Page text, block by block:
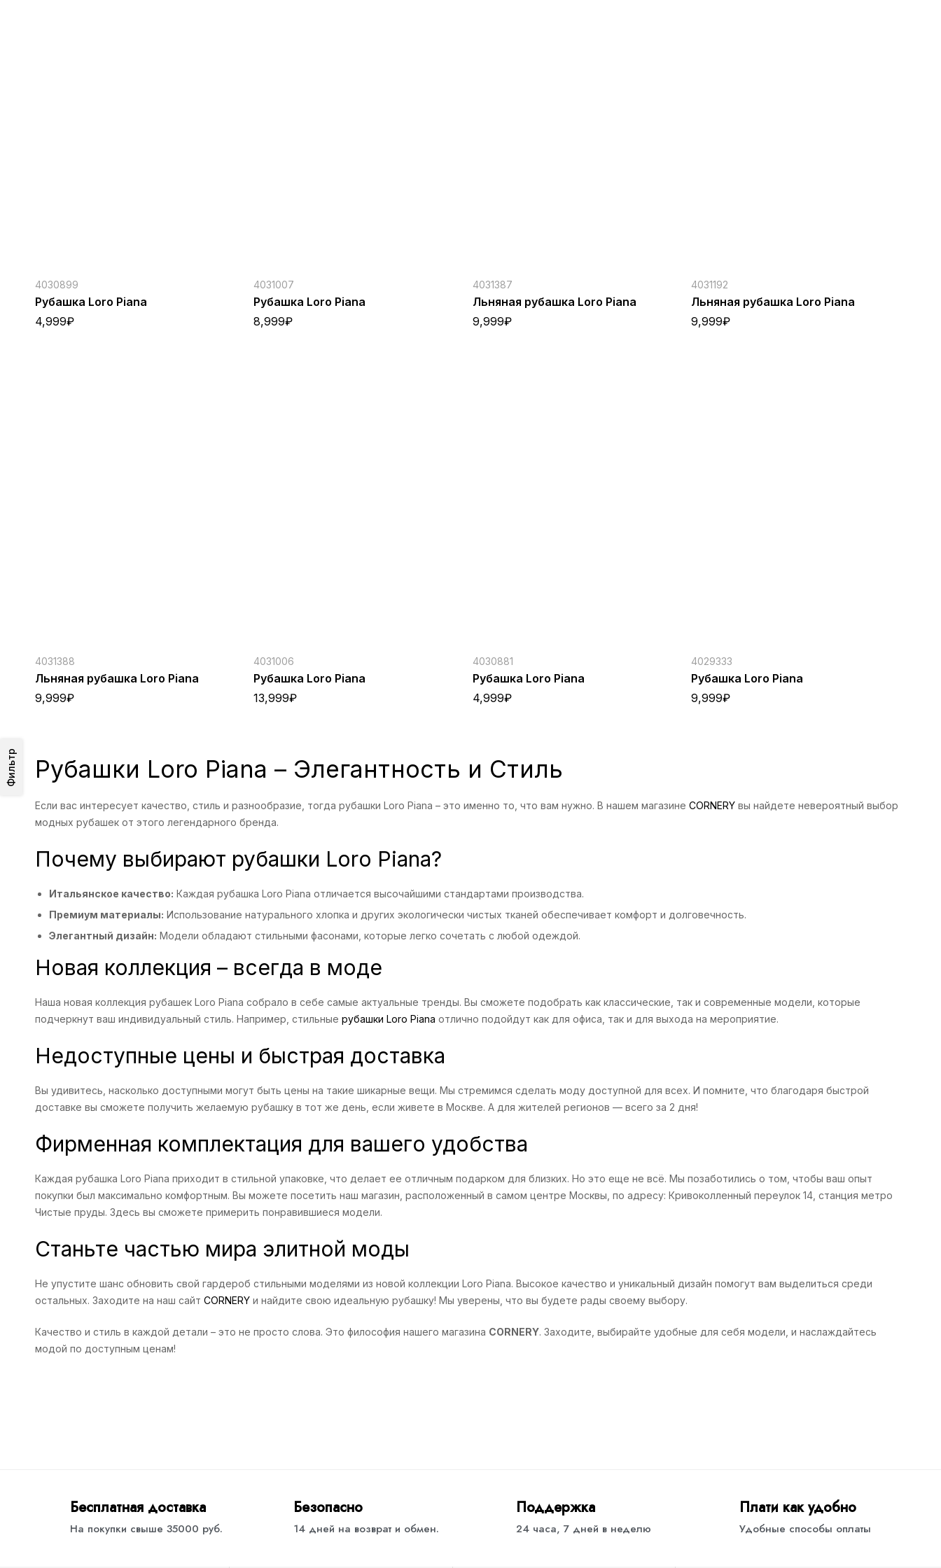
Фильтр
4030899
Рубашка Loro Piana
4,999₽
4031007
Рубашка Loro Piana
8,999₽
4031387
Льняная рубашка Loro Piana
9,999₽
4031192
Льняная рубашка Loro Piana
9,999₽
4031388
Льняная рубашка Loro Piana
9,999₽
4031006
Рубашка Loro Piana
13,999₽
4030881
Рубашка Loro Piana
4,999₽
4029333
Рубашка Loro Piana
9,999₽
Рубашки Loro Piana – Элегантность и Стиль
Если вас интересует качество, стиль и разнообразие, тогда рубашки Loro Piana – это именно то, что вам нужно. В нашем магазине CORNERY вы найдете невероятный выбор
модных рубашек от этого легендарного бренда.
Почему выбирают рубашки Loro Piana?
Итальянское качество: Каждая рубашка Loro Piana отличается высочайшими стандартами производства.
Премиум материалы: Использование натурального хлопка и других экологически чистых тканей обеспечивает комфорт и долговечность.
Элегантный дизайн: Модели обладают стильными фасонами, которые легко сочетать с любой одеждой.
Новая коллекция – всегда в моде
Наша новая коллекция рубашек Loro Piana собрало в себе самые актуальные тренды. Вы сможете подобрать как классические, так и современные модели, которые
подчеркнут ваш индивидуальный стиль. Например, стильные рубашки Loro Piana отлично подойдут как для офиса, так и для выхода на мероприятие.
Недоступные цены и быстрая доставка
Вы удивитесь, насколько доступными могут быть цены на такие шикарные вещи. Мы стремимся сделать моду доступной для всех. И помните, что благодаря быстрой
доставке вы сможете получить желаемую рубашку в тот же день, если живете в Москве. А для жителей регионов — всего за 2 дня!
Фирменная комплектация для вашего удобства
Каждая рубашка Loro Piana приходит в стильной упаковке, что делает ее отличным подарком для близких. Но это еще не всё. Мы позаботились о том, чтобы ваш опыт
покупки был максимально комфортным. Вы можете посетить наш магазин, расположенный в самом центре Москвы, по адресу: Кривоколленный переулок 14, станция метро
Чистые пруды. Здесь вы сможете примерить понравившиеся модели.
Станьте частью мира элитной моды
Не упустите шанс обновить свой гардероб стильными моделями из новой коллекции Loro Piana. Высокое качество и уникальный дизайн помогут вам выделиться среди
остальных. Заходите на наш сайт CORNERY и найдите свою идеальную рубашку! Мы уверены, что вы будете рады своему выбору.
Качество и стиль в каждой детали – это не просто слова. Это философия нашего магазина CORNERY. Заходите, выбирайте удобные для себя модели, и наслаждайтесь
модой по доступным ценам!
Бесплатная доставка
На покупки свыше 35000 руб.
Безопасно
14 дней на возврат и обмен.
Поддержка
24 часа, 7 дней в неделю
Плати как удобно
Удобные способы оплаты